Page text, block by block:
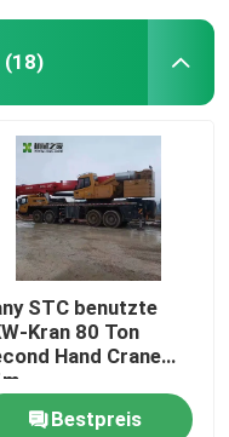
(18)
STC benutzte
Kran 80 Ton
Hand Crane
Bestpreis